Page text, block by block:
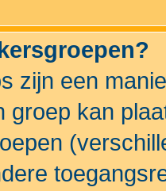
zijn een
groep kan